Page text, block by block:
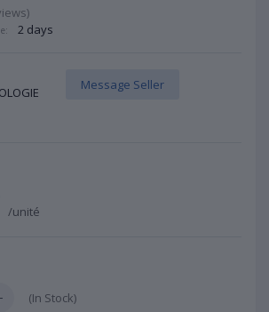
2 days
Message Seller
/unité
(In Stock)